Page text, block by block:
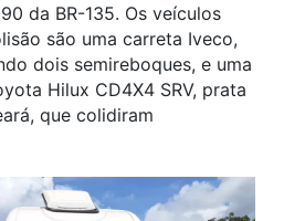
da BR-135. Os veículos
são uma carreta Iveco,
dois semireboques, e uma
Hilux CD4X4 SRV, prata
que colidiram